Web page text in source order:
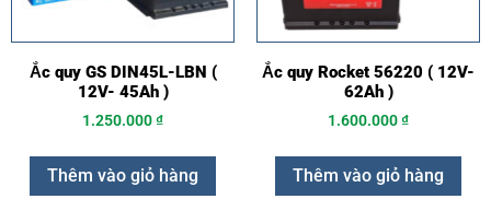
Ắc quy GS DIN45L-LBN (
12V- 45Ah )
1.250.000₫
Thêm vào giỏ hàng
Ắc quy Rocket 56220 ( 12V-
62Ah )
1.600.000₫
Thêm vào giỏ hàng